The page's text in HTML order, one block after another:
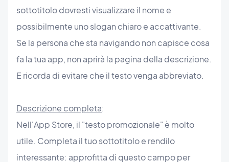
sottotitolo dovresti visualizzare il nome e
possibilmente uno slogan chiaro e accattivante.
Se la persona che sta navigando non capisce cosa
fa la tua app, non aprirà la pagina della descrizione.
E ricorda di evitare che il testo venga abbreviato.
Descrizione completa:
Nell'App Store, il "testo promozionale" è molto
utile. Completa il tuo sottotitolo e rendilo
interessante: approfitta di questo campo per